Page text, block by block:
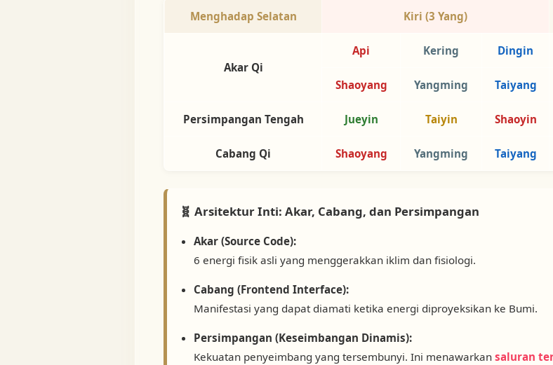
Menghadap Selatan Kiri (3 Yang)
Akar Qi
Api Kering Dingin
Shaoyang Yangming Taiyang
Persimpangan Tengah Jueyin Taiyin Shaoyin
Cabang Qi Shaoyang Yangming Taiyang
🧬 Arsitektur Inti: Akar, Cabang, dan Persimpangan
Akar (Source Code):
6 energi fisik asli yang menggerakkan iklim dan fisiologi.
Cabang (Frontend Interface):
Manifestasi yang dapat diamati ketika energi diproyeksikan ke Bumi.
Persimpangan (Keseimbangan Dinamis):
Kekuatan penyeimbang yang tersembunyi. Ini menawarkan saluran